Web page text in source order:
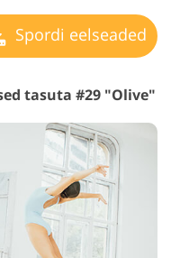
Spordi eelseaded
tasuta #29 "Olive"